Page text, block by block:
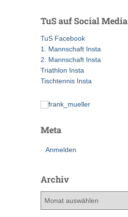
n
n
a
c
h
:
TuS auf Social Media
TuS Facebook
1. Mannschaft Insta
2. Mannschaft Insta
Triathlon Insta
Tischtennis Insta
Meta
Anmelden
Archiv